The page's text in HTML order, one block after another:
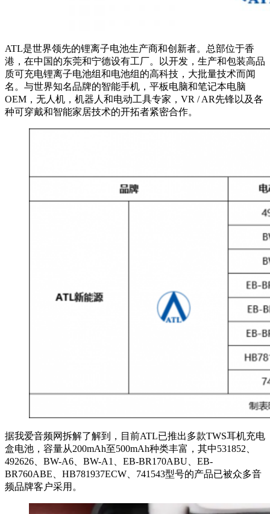
ATL是世界领先的锂离子电池生产商和创新者。总部位于香
港，在中国的东莞和宁德设有工厂。以开发，生产和包装高品
质可充电锂离子电池组和电池组的高科技，大批量技术而闻
名。与世界知名品牌的智能手机，平板电脑和笔记本电脑
OEM，无人机，机器人和电动工具专家，VR / AR先锋以及各
种可穿戴和智能家居技术的开拓者紧密合作。
据我爱音频网拆解了解到，目前ATL已推出多款TWS耳机充电
盒电池，容量从200mAh至500mAh种类丰富，其中531852、
492626、BW-A6、BW-A1、EB-BR170ABU、EB-
BR760ABE、HB781937ECW、741543型号的产品已被众多音
频品牌客户采用。